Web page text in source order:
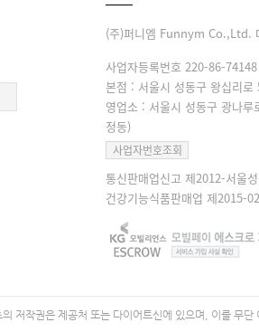
(주)퍼니엠 Funnym Co.,Ltd.
사업자등록번호 220-86-74148
본점 : 서울시 성동구 왕십리
영업소 : 서울시 성동구 광나
정동)
사업자번호조회
통신판매업신고 제2012-서울
건강기능식품판매업 제2015-
저작권은 제공처 또는 다이어트신에 있으며, 이를 무